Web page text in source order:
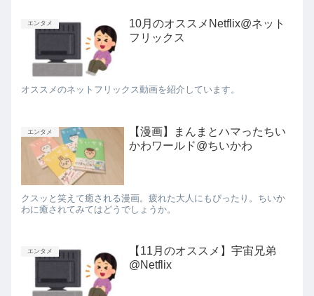
エンタメ
10月のオススメNetflix@ネット
フリックス
オススメのネットフリックス動画を紹介しています。
エンタメ
【漫画】まんまとハマったちい
かわワールド@ちいかわ
クスッと笑えて癒される漫画。疲れた大人にもぴったり。ちいか
わに癒されてみてはどうでしょうか。
エンタメ
【11月のオススメ】宇宙兄弟
@Netflix